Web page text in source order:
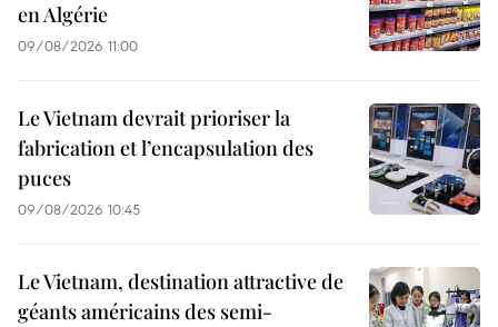
en Algérie
09/08/2026 11:00
Le Vietnam devrait prioriser la
fabrication et l’encapsulation des
puces
09/08/2026 10:45
Le Vietnam, destination attractive de
géants américains des semi-